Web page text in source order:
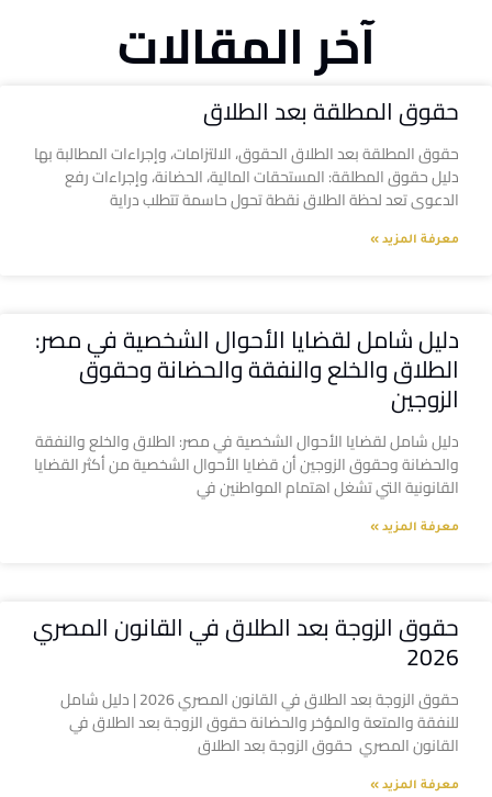
آخر المقالات
حقوق المطلقة بعد الطلاق
حقوق المطلقة بعد الطلاق الحقوق، الالتزامات، وإجراءات المطالبة بها
دليل حقوق المطلقة: المستحقات المالية، الحضانة، وإجراءات رفع
الدعوى تعد لحظة الطلاق نقطة تحول حاسمة تتطلب دراية
معرفة المزيد »
دليل شامل لقضايا الأحوال الشخصية في مصر:
الطلاق والخلع والنفقة والحضانة وحقوق
الزوجين
دليل شامل لقضايا الأحوال الشخصية في مصر: الطلاق والخلع والنفقة
والحضانة وحقوق الزوجين أن قضايا الأحوال الشخصية من أكثر القضايا
القانونية التي تشغل اهتمام المواطنين في
معرفة المزيد »
حقوق الزوجة بعد الطلاق في القانون المصري
2026
حقوق الزوجة بعد الطلاق في القانون المصري 2026 | دليل شامل
للنفقة والمتعة والمؤخر والحضانة حقوق الزوجة بعد الطلاق في
القانون المصري حقوق الزوجة بعد الطلاق
معرفة المزيد »